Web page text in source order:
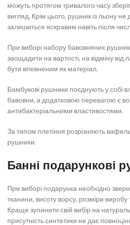
можуть протягом тривалого часу
вигляд. Крім цього, рушник із льону
залишиться яскравим навіть після
При виборі набору бавовняних
заощадити на вартості, на відміну від
бути впевненим як матеріал.
Бамбукові рушники поєднують у собі
бавовни, а додатковою перевагою є
антибактеріальними властивостями.
За типом плетіння розрізняють
рушники.
Банні подарункові
При виборі подарунка необхідно
тканини, висоту ворсу, розміри виробу
Краще зупинити свій вибір на
присутність синтетики не дає